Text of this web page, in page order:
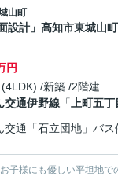
山町
面設計」高知市東城山
円
/新築 /2階建
交通伊野線 「 上町五丁
交通「石立団地」バ
子様にも優しい平坦地